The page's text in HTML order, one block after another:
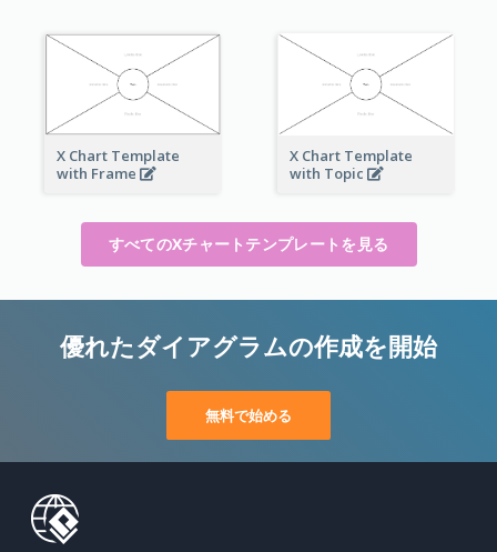
X Chart Template
with Frame
X Chart Template
with Topic
すべてのXチャートテンプレートを見る
優れたダイアグラムの作成を開始
無料で始める